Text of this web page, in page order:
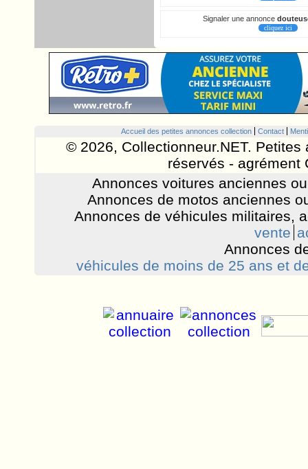
Signaler une annonce
cliquez ici
Accueil des petites annonces collection Contact
© 2026, Collectionneur.NET.
réservés - agrément
Annonces voitures anciennes
Annonces de motos anciennes
Annonces de véhicules militaires,
vente
Annonces
véhicules de moins de 25 ans et